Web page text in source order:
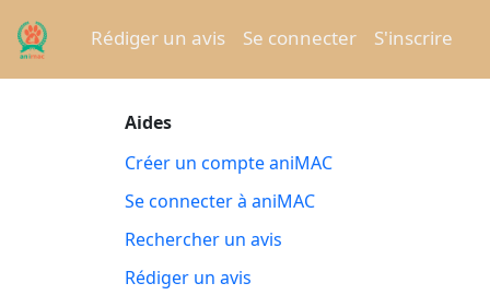
Rédiger un avis Se connecter S'inscrire
Aides
Créer un compte aniMAC
Se connecter à aniMAC
Rechercher un avis
Rédiger un avis